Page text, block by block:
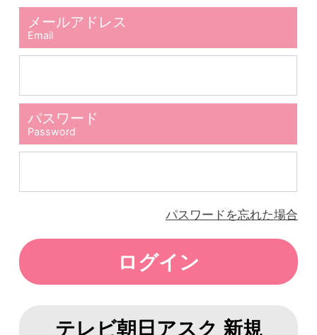
メールアドレス
Email
パスワード
Password
パスワードを忘れた場合
テレビ朝日アスク 新規